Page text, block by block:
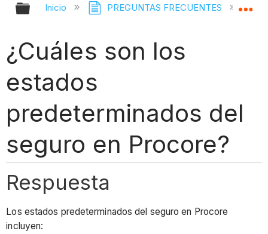
Expandir/contraer jerarquía global
Inicio PREGUNTAS FRECUENTES
¿Cuáles son los
estados
predeterminados del
seguro en Procore?
Respuesta
Los estados predeterminados del seguro en Procore
incluyen: